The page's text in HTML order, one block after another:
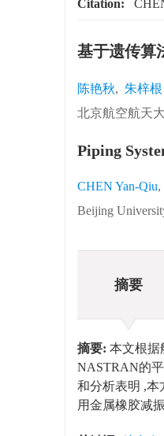
Citation:
基于遗传算
陈艳秋, 朱梓根
北京航空航天
Piping
CHEN Yan-Qiu,
Beijing
摘要
摘要: 本文根据
NASTRAN的
和分析表明 ,本
用金属橡胶减